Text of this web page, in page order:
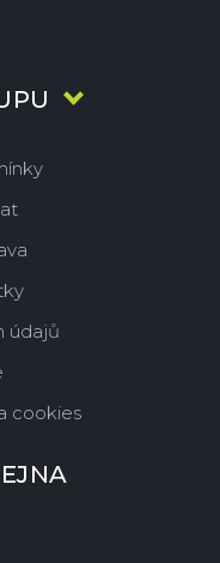
údajů
cookies